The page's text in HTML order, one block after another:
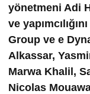
yönetmeni Adi
ve
Group ve e
Alkassar,
Marwa Khalil,
Nicolas